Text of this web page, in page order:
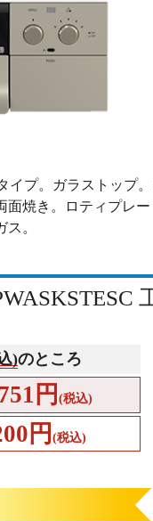
イプ。ガラストップ
面焼き。ロティプレー
。
)のところ
円(税込)
円(税込)